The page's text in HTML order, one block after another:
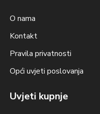
O nama
Kontakt
Pravila privatnosti
Opći uvjeti poslovanja
Uvjeti kupnje